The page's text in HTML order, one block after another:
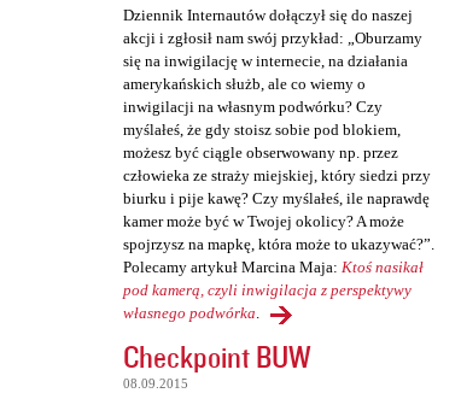
Dziennik Internautów dołączył się do naszej
akcji i zgłosił nam swój przykład: „Oburzamy
się na inwigilację w internecie, na działania
amerykańskich służb, ale co wiemy o
inwigilacji na własnym podwórku? Czy
myślałeś, że gdy stoisz sobie pod blokiem,
możesz być ciągle obserwowany np. przez
człowieka ze straży miejskiej, który siedzi przy
biurku i pije kawę? Czy myślałeś, ile naprawdę
kamer może być w Twojej okolicy? A może
spojrzysz na mapkę, która może to ukazywać?”.
Polecamy artykuł Marcina Maja: Ktoś nasikał
pod kamerą, czyli inwigilacja z perspektywy
własnego podwórka.
Checkpoint BUW
08.09.2015